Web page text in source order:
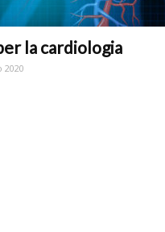
la cardiologia
2020